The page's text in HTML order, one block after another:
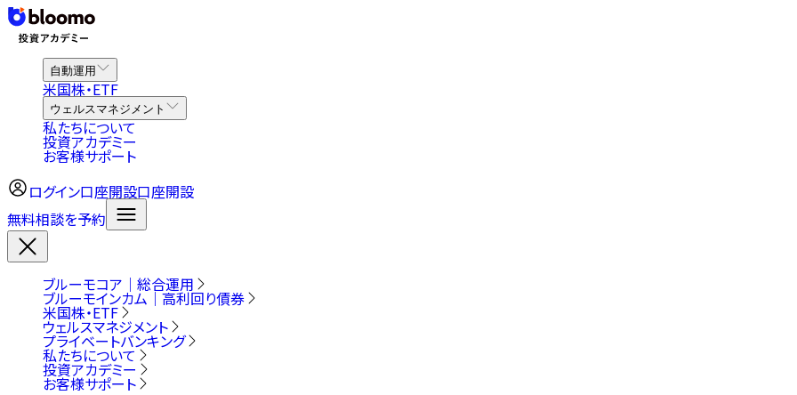
自動運用
米国株・ETF
ウェルスマネジメント
私たちについて
投資アカデミー
お客様サポート
ログイン口座開設口座開設
無料相談を予約
ブルーモコア｜総合運用
ブルーモインカム｜高利回り債券
米国株・ETF
ウェルスマネジメント
プライベートバンキング
私たちについて
投資アカデミー
お客様サポート